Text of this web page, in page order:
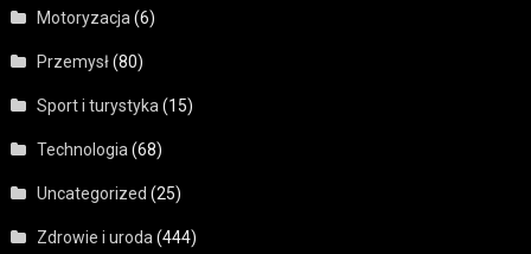
Motoryzacja (6)
Przemysł(80)
Sport i turystyka (15)
Technologia (68)
Uncategorized (25)
Zdrowie i uroda (444)